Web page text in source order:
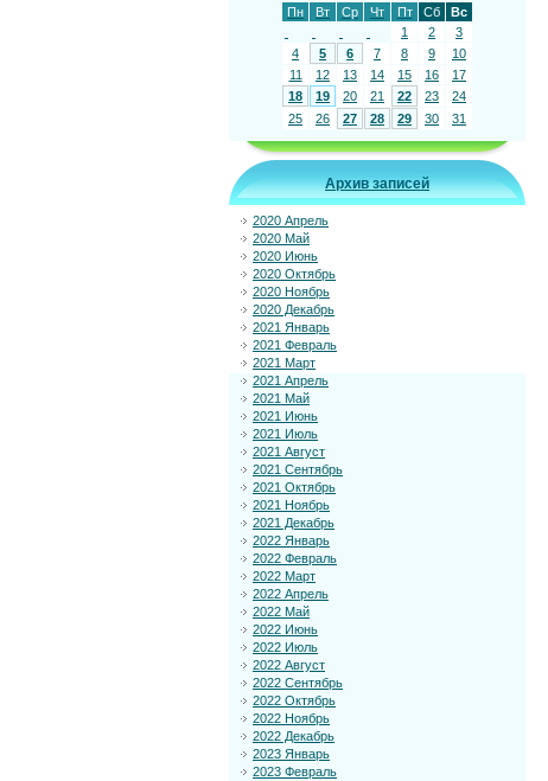
Пн
Вт Ср Чт Пт Сб
Вс
1
2
3
4
5 6 7 8 9
10
11
12 13 14 15 16
17
18
19 20 21 22 23
24
25
26 27 28 29 30 31
Архив записей
2020 Апрель
2020 Май
2020 Июнь
2020 Октябрь
2020 Ноябрь
2020 Декабрь
2021 Январь
2021 Февраль
2021 Март
2021 Апрель
2021 Май
2021 Июнь
2021 Июль
2021 Август
2021 Сентябрь
2021 Октябрь
2021 Ноябрь
2021 Декабрь
2022 Январь
2022 Февраль
2022 Март
2022 Апрель
2022 Май
2022 Июнь
2022 Июль
2022 Август
2022 Сентябрь
2022 Октябрь
2022 Ноябрь
2022 Декабрь
2023 Январь
2023 Февраль